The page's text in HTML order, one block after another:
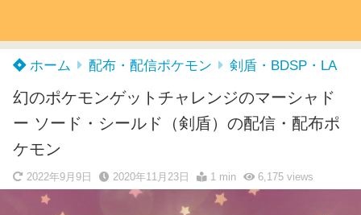
ホーム 配布・配信ポケモン 剣盾・BDSP・LA
幻のポケモンゲットチャレンジのマーシャド
ー ソード・シールド（剣盾）の配信・配布ポ
ケモン
2022年9月9日 2020年11月23日 1 min 6,175views